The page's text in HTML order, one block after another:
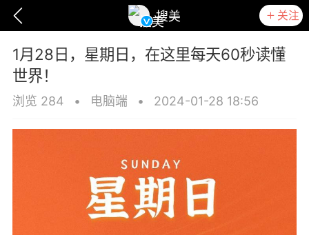
搜美 关注
1月28日，星期日，在这里每天60秒读懂
世界！
浏览 284 • 电脑端 • 2024-01-28 18:56